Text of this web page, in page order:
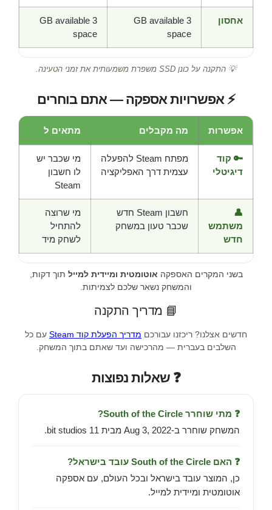
אחסון
3 GB available
space
3 GB available
space
💡 התקנה על כונן SSD משפרת משמעותית את זמני הטעינה.
⚡ אפשרויות אספקה — אתם בוחרים
אפשרות מה מקבלים מתאים ל
🔑 קוד
דיגיטלי
מפתח Steam להפעלה
עצמית דרך האפליקציה
מי שכבר יש
לו חשבון
Steam
👤
משתמש
חדש
חשבון Steam חדש
שכבר טעון במשחק
מי שרוצה
להתחיל
לשחק מיד
בשני המקרים האספקה אוטומטית ומיידית למייל תוך דקות,
והמשחק נשאר שלכם לצמיתות.
📘 מדריך התקנה
חדשים אצלנו? ריכזנו עבורכם מדריך הפעלת קוד Steam
עם כל
השלבים בעברית — מהרכישה ועד שאתם בתוך המשחק.
❓ שאלות נפוצות
❓ מתי שוחרר South of the Circle?
המשחק שוחרר ב-Aug 3, 2022 מבית 11 bit studios.
❓ האם South of the Circle עובד בישראל?
כן, המוצר עובד בישראל ובכל העולם, עם אספקה
אוטומטית ומיידית למייל.